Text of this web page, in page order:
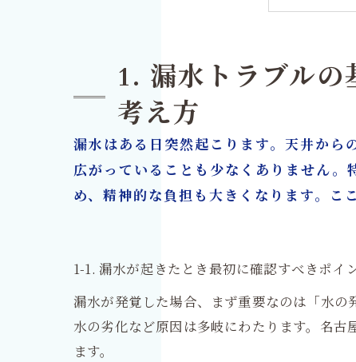
5. 示
7. カ
8. 根
10. 漏
カビ
1. 漏水トラブル
考え方
漏水はある日突然起こります。天井か
広がっていることも少なくありません。
め、精神的な負担も大きくなります。こ
1-1. 漏水が起きたとき最初に確認すべきポイ
漏水が発覚した場合、まず重要なのは「水
水の劣化など原因は多岐にわたります。名
ます。